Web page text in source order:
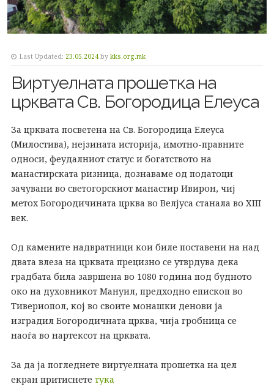
Last Updated: 23.05.2024 by kks.org.mk
Виртуелната прошетка на
црквата Св. Богородица Елеуса
За црквата посветена на Св. Богородица Елеуса
(Милостива), нејзината историја, имотно-правните
односи, феудалниот статус и богатството на
манастирската ризница, дознаваме од податоци
зачувани во светогорскиот манастир Ивирон, чиј
метох Богородичината црква во Велјуса станала во XIII
век.
Од камените надвратници кои биле поставени на над
двата влеза на црквата прецизно се утврдува дека
градбата била завршена во 1080 година под будното
око на духовникот Мануил, предходно епископ во
Тивериопол, кој во своите монашки денови ја
изградил Богородичната црква, чија гробница се
наоѓа во нартексот на црквата.
За да ја погледнете виртуелната прошетка на цел
екран притиснете тука